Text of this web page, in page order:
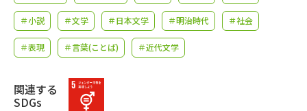
大学で学びたい学問発見
学問のミニ講義「夢ナビ講義」 学問分野解説
学問の教科書
＃小説 ＃文学 ＃日本文学 ＃明治時代 ＃社会
＃表現 ＃言葉(ことば) ＃近代文学
関連する
SDGs